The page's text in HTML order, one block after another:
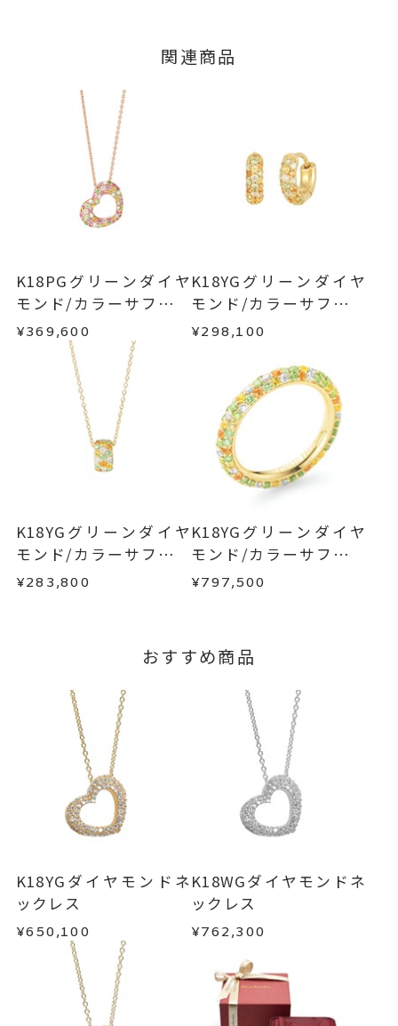
※石の色味には多少の個体差がご
リングサイズ
チェーン全長(取り外し不可) 40c
カテゴリー
ネックレス 、
サファイア 、
ダイヤモンド、
K18YG
パヴェ
カラーストーン
刻印サービス対象商品
※刻印をお入れする場合は、プラ
ス約14営業日ほど頂戴しておりま
す。
ハートの外側側面に刻印いたしま
刻印字体
文字タイプA、文字タイプB、文字
タイプCよりお選びいただけま
■お届け目安が「3営業日以内に発送」の商品
例：金曜日17時までのご注文→翌週火曜日までに
発送いたします。
■お届け目安が「約1ヶ月半以内～」の商品
ご注文いただいてから在庫状況を確認いたしま
・在庫のご用意ができる場合： 約1週間～1ヶ月以
内を目安に発送いたします。
・受注生産となる場合： 商品ページに記載のある
目安日数を頂戴し、一から製作いたします。
※お急ぎの方はご注文前にお問い合わせくださ
い。事前に現在の納期状況を確認いたします。
お届け予定日はご注文から2営業日以内にメールに
ージの購入履歴一覧よりご注文状況をご確認いた
ご注文状況が「注文済み」の場合に限り、キャ
ンセルを承ります。
メンバーシップ未登録のお客さまは、お問い合
わせフォームよりご連絡ください。
返品・交換以下の場合、商品の返品・交換・返金
は承りかねます。
・受注生産の商品
・お客さまのお手元で傷や汚れが発生した商品
・到着後ご連絡無く7日以上経過した商品
・刻印をお入れした商品
・販売期間が限定されている商品
・過度な交換・返品を繰り返している場合
商品の品質には万全を期しておりますが、万が一
不良品の場合、またはご注文のお品と異なる場合
は、早急に商品を交換させていただきます。
お手数ですが商品到着後7日間以内に、お電話また
はお問い合わせフォームよりご連絡ください。
この場合の返送料は弊社にて負担いたしますの
で、着払いにてご返送ください。
詳細はこちら
関連商品
K18PGグリーンダイヤ
モンド/カラーサファイ
ア/ダイヤモンドネック
¥369,600
K18YGグリーンダイヤ
モンド/カラーサファイ
ア/ダイヤモンドピアス
¥298,100
K18YGグリーンダイヤ
モンド/カラーサファイ
ア/ダイヤモンドネック
¥283,800
K18YGグリーンダイヤ
モンド/カラーサファイ
ア/ダイヤモンドリング
¥797,500
おすすめ商品
K18YGダイヤモンドネ
ックレス
¥650,100
K18WGダイヤモンドネ
ックレス
¥762,300